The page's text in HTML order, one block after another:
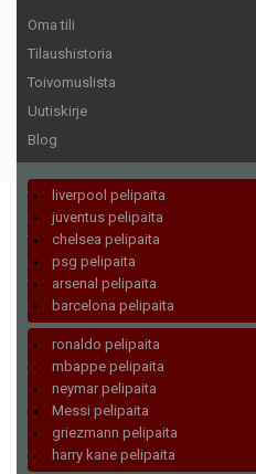
Oma tili
Tilaushistoria
Toivomuslista
Uutiskirje
Blog
liverpool pelipaita
juventus pelipaita
chelsea pelipaita
psg pelipaita
arsenal pelipaita
barcelona pelipaita
ronaldo pelipaita
mbappe pelipaita
neymar pelipaita
Messi pelipaita
griezmann pelipaita
harry kane pelipaita